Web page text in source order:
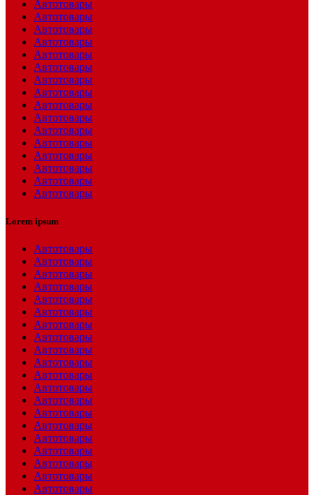
Автотовары
Автотовары
Автотовары
Автотовары
Автотовары
Автотовары
Автотовары
Автотовары
Автотовары
Автотовары
Автотовары
Автотовары
Автотовары
Автотовары
Автотовары
Автотовары
Lorem ipsum
Автотовары
Автотовары
Автотовары
Автотовары
Автотовары
Автотовары
Автотовары
Автотовары
Автотовары
Автотовары
Автотовары
Автотовары
Автотовары
Автотовары
Автотовары
Автотовары
Автотовары
Автотовары
Автотовары
Автотовары